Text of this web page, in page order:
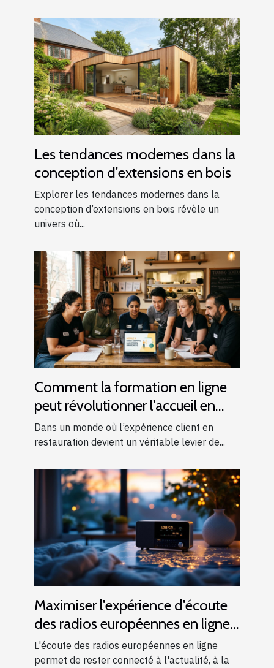
Les tendances modernes dans la
conception d'extensions en bois
Explorer les tendances modernes dans la
conception d’extensions en bois révèle un
univers où...
Comment la formation en ligne
peut révolutionner l'accueil en
restauration ?
Dans un monde où l’expérience client en
restauration devient un véritable levier de...
Maximiser l'expérience d'écoute
des radios européennes en ligne
à l'étranger
L'écoute des radios européennes en ligne
permet de rester connecté à l'actualité, à la